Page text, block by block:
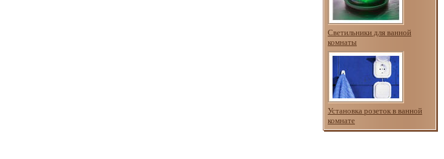
Светильники для ванной
комнаты
Установка розеток в ванной
комнате